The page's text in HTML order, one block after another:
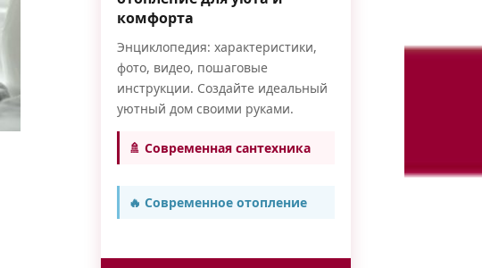
комфорта
Энциклопедия: характеристики,
фото, видео, пошаговые
инструкции. Создайте идеальный
уютный дом своими руками.
🚿 Современная сантехника
🔥 Современное отопление